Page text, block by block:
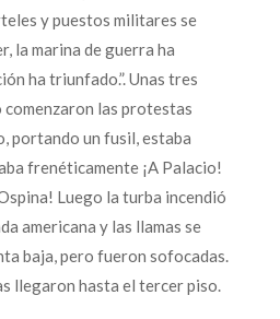
y puestos militares se
la marina de guerra ha
ha triunfado.”. Unas tres
comenzaron las protestas
portando un fusil, estaba
frenéticamente ¡A Palacio!
Luego la turba incendió
americana y las llamas se
baja, pero fueron sofocadas.
llegaron hasta el tercer piso.